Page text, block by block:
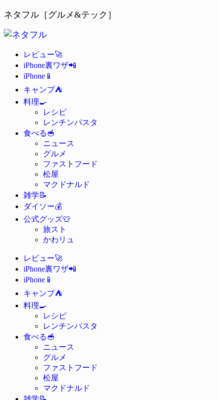
ネタフル［グルメ&テック］
レビュー🚀
iPhone裏ワザ📲
iPhone 📱
キャンプ⛺
料理🍳
レシピ
レンチンパスタ
食べる 🥣
ニュース
グルメ
ファストフード
松屋
マクドナルド
雑学📝
ダイソー💰
公式グッズ👕
旅スト
かわリュ
レビュー🚀
iPhone裏ワザ📲
iPhone 📱
キャンプ⛺
料理🍳
レシピ
レンチンパスタ
食べる 🥣
ニュース
グルメ
ファストフード
松屋
マクドナルド